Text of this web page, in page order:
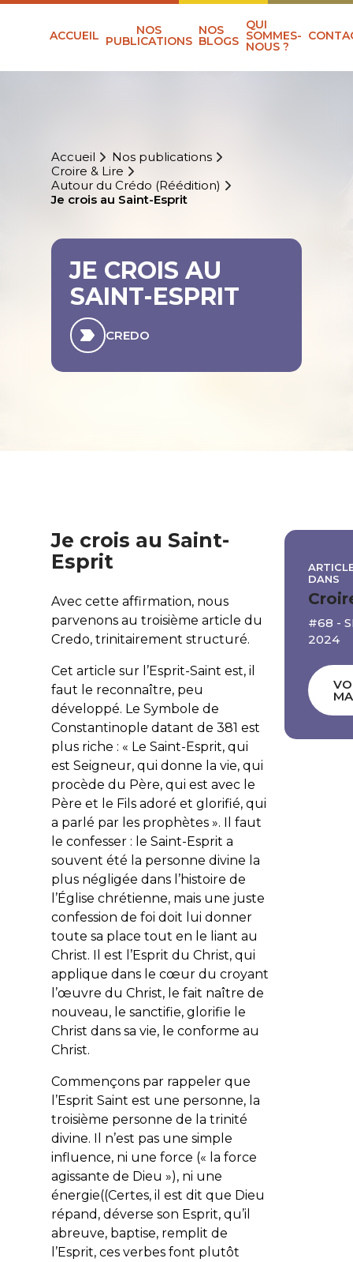
ACCUEIL NOS
PUBLICATIONS
NOS
BLOGS
QUI
SOMMES-
NOUS ?
Accueil
Nos publications
Croire & Lire
Autour du Crédo (Réédition)
Je crois au Saint-Esprit
JE CROIS AU
SAINT-ESPRIT
CREDO
Je crois au Saint-
Esprit
Avec cette affirmation, nous
parvenons au troisième article du
Credo, trinitairement structuré.
Cet article sur l’Esprit-Saint est, il
faut le reconnaître, peu
développé. Le Symbole de
Constantinople datant de 381 est
plus riche : « Le Saint-Esprit, qui
est Seigneur, qui donne la vie, qui
procède du Père, qui est avec le
Père et le Fils adoré et glorifié, qui
a parlé par les prophètes ». Il faut
le confesser : le Saint-Esprit a
souvent été la personne divine la
plus négligée dans l’histoire de
l’Église chrétienne, mais une juste
confession de foi doit lui donner
toute sa place tout en le liant au
Christ. Il est l’Esprit du Christ, qui
applique dans le cœur du croyant
l’œuvre du Christ, le fait naître de
nouveau, le sanctifie, glorifie le
Christ dans sa vie, le conforme au
Christ.
Commençons par rappeler que
l’Esprit Saint est une personne, la
troisième personne de la trinité
divine. Il n’est pas une simple
influence, ni une force (« la force
agissante de Dieu »), ni une
énergie((Certes, il est dit que Dieu
répand, déverse son Esprit, qu’il
abreuve, baptise, remplit de
l’Esprit, ces verbes font plutôt
DANS
#68 -
2024